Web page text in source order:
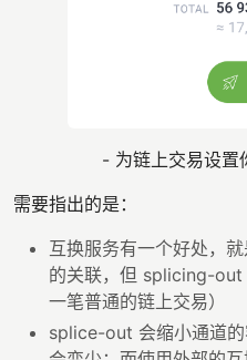
- 为链上交易设置
需要指出的是：
互换服务有一个好处，
的关联，但 splicing-out
一笔普通的链上交易）
splice-out 会缩小通道